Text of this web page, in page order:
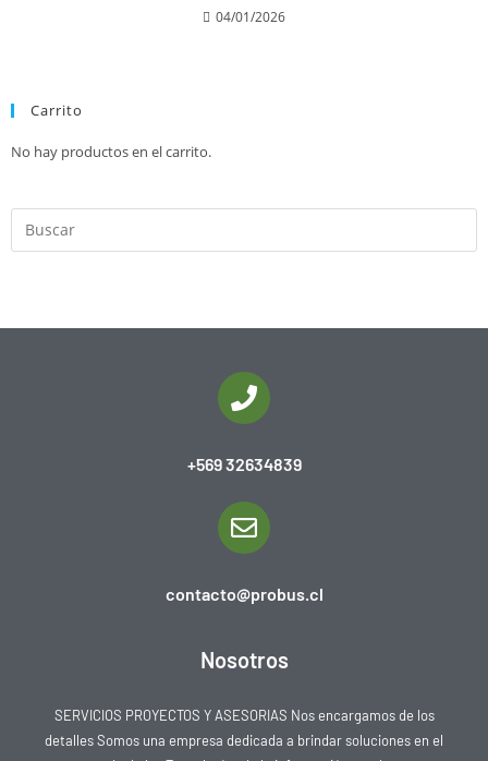
04/01/2026
Carrito
No hay productos en el carrito.
+569 32634839
contacto@probus.cl
Nosotros
SERVICIOS PROYECTOS Y ASESORIAS Nos encargamos de los
detalles Somos una empresa dedicada a brindar soluciones en el